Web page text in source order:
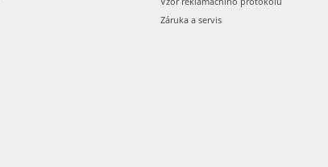
Záruka a servis